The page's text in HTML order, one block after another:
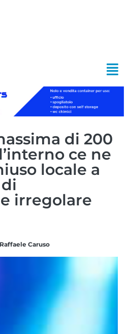
di 200
ce ne
locale a
irregolare
Raffaele Caruso